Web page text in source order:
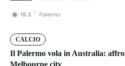
19.3 C Palermo
CALCIO
Il Palermo vola in Australia: